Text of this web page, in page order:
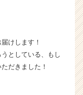
けします！
としている、もし
だきました！